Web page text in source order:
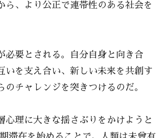
ら、より公正で連帯性のある社会を
必要とされる。自分自身と向き合
いを支え合い、新しい未来を共創す
チャレンジを突きつけるのだ。
心理に大きな揺さぶりをかけようと